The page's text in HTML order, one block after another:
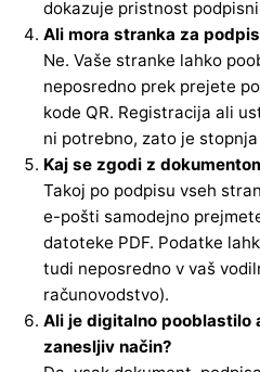
dokazuje pristnost
Ali mora stranka za
Ne. Vaše stranke lahko
neposredno prek prejete
kode QR. Registracija ali
ni potrebno, zato je
Kaj se zgodi z
Takoj po podpisu vseh
e-pošti samodejno
datoteke PDF. Podatke
tudi neposredno v vaš
računovodstvo).
Ali je digitalno pooblastilo
zanesljiv način?